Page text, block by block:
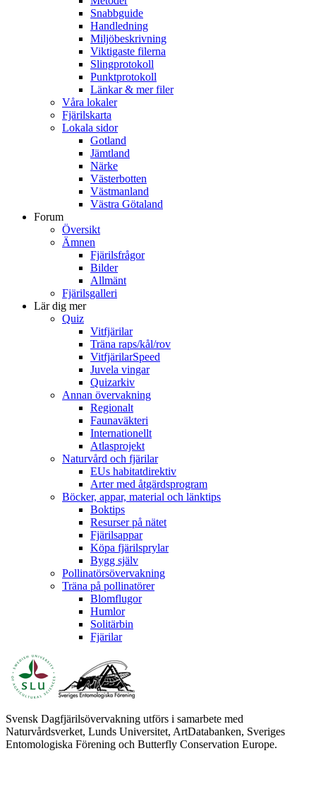
Snabbguide
Handledning
Miljöbeskrivning
Viktigaste filerna
Slingprotokoll
Punktprotokoll
Länkar & mer filer
Våra lokaler
Fjärilskarta
Lokala sidor
Gotland
Jämtland
Närke
Västerbotten
Västmanland
Västra Götaland
Forum
Översikt
Ämnen
Fjärilsfrågor
Bilder
Allmänt
Fjärilsgalleri
Lär dig mer
Quiz
Vitfjärilar
Träna raps/kål/rov
VitfjärilarSpeed
Juvela vingar
Quizarkiv
Annan övervakning
Regionalt
Faunaväkteri
Internationellt
Atlasprojekt
Naturvård och fjärilar
EUs habitatdirektiv
Arter med åtgärdsprogram
Böcker, appar, material och länktips
Boktips
Resurser på nätet
Fjärilsappar
Köpa fjärilsprylar
Bygg själv
Pollinatörsövervakning
Träna på pollinatörer
Blomflugor
Humlor
Solitärbin
Fjärilar
Svensk Dagfjärilsövervakning utförs i samarbete med
Naturvårdsverket, Lunds Universitet, ArtDatabanken, Sveriges
Entomologiska Förening och Butterfly Conservation Europe.